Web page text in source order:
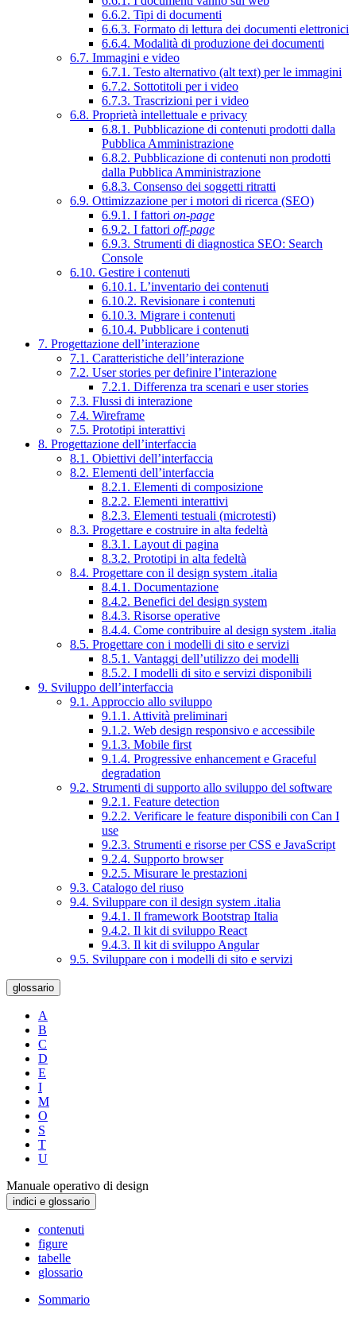
6.6.2. Tipi di documenti
6.6.3. Formato di lettura dei documenti elettronici
6.6.4. Modalità di produzione dei documenti
6.7. Immagini e video
6.7.1. Testo alternativo (alt text) per le immagini
6.7.2. Sottotitoli per i video
6.7.3. Trascrizioni per i video
6.8. Proprietà intellettuale e privacy
6.8.1. Pubblicazione di contenuti prodotti dalla
Pubblica Amministrazione
6.8.2. Pubblicazione di contenuti non prodotti
dalla Pubblica Amministrazione
6.8.3. Consenso dei soggetti ritratti
6.9. Ottimizzazione per i motori di ricerca (SEO)
6.9.1. I fattori on-page
6.9.2. I fattori off-page
6.9.3. Strumenti di diagnostica SEO: Search
Console
6.10. Gestire i contenuti
6.10.1. L’inventario dei contenuti
6.10.2. Revisionare i contenuti
6.10.3. Migrare i contenuti
6.10.4. Pubblicare i contenuti
7. Progettazione dell’interazione
7.1. Caratteristiche dell’interazione
7.2. User stories per definire l’interazione
7.2.1. Differenza tra scenari e user stories
7.3. Flussi di interazione
7.4. Wireframe
7.5. Prototipi interattivi
8. Progettazione dell’interfaccia
8.1. Obiettivi dell’interfaccia
8.2. Elementi dell’interfaccia
8.2.1. Elementi di composizione
8.2.2. Elementi interattivi
8.2.3. Elementi testuali (microtesti)
8.3. Progettare e costruire in alta fedeltà
8.3.1. Layout di pagina
8.3.2. Prototipi in alta fedeltà
8.4. Progettare con il design system .italia
8.4.1. Documentazione
8.4.2. Benefici del design system
8.4.3. Risorse operative
8.4.4. Come contribuire al design system .italia
8.5. Progettare con i modelli di sito e servizi
8.5.1. Vantaggi dell’utilizzo dei modelli
8.5.2. I modelli di sito e servizi disponibili
9. Sviluppo dell’interfaccia
9.1. Approccio allo sviluppo
9.1.1. Attività preliminari
9.1.2. Web design responsivo e accessibile
9.1.3. Mobile first
9.1.4. Progressive enhancement e Graceful
degradation
9.2. Strumenti di supporto allo sviluppo del software
9.2.1. Feature detection
9.2.2. Verificare le feature disponibili con Can I
use
9.2.3. Strumenti e risorse per CSS e JavaScript
9.2.4. Supporto browser
9.2.5. Misurare le prestazioni
9.3. Catalogo del riuso
9.4. Sviluppare con il design system .italia
9.4.1. Il framework Bootstrap Italia
9.4.2. Il kit di sviluppo React
9.4.3. Il kit di sviluppo Angular
9.5. Sviluppare con i modelli di sito e servizi
glossario
A
B
C
D
E
I
M
O
S
T
U
Manuale operativo di design
indici e glossario
contenuti
figure
tabelle
glossario
Sommario